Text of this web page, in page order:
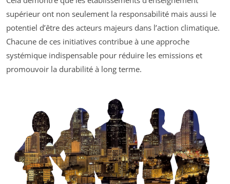
supérieur ont non seulement la responsabilité mais aussi le
potentiel d’être des acteurs majeurs dans l’action climatique.
Chacune de ces initiatives contribue à une approche
systémique indispensable pour réduire les emissions et
promouvoir la durabilité à long terme.